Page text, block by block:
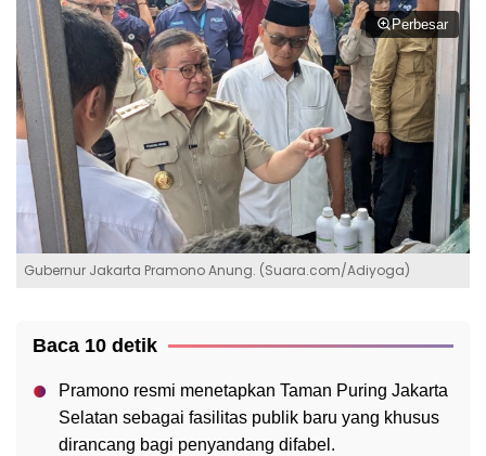
Perbesar
Gubernur Jakarta Pramono Anung. (Suara.com/Adiyoga)
Baca 10 detik
Pramono resmi menetapkan Taman Puring Jakarta
Selatan sebagai fasilitas publik baru yang khusus
dirancang bagi penyandang difabel.